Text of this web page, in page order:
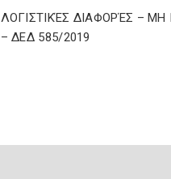
ΛΟΓΙΣΤΙΚΈΣ ΔΙΑΦΟΡΈΣ –
– ΔΕΔ 585/2019